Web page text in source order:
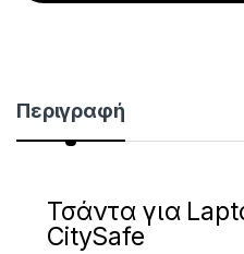
Περιγραφή
Τσάντα για
CitySafe